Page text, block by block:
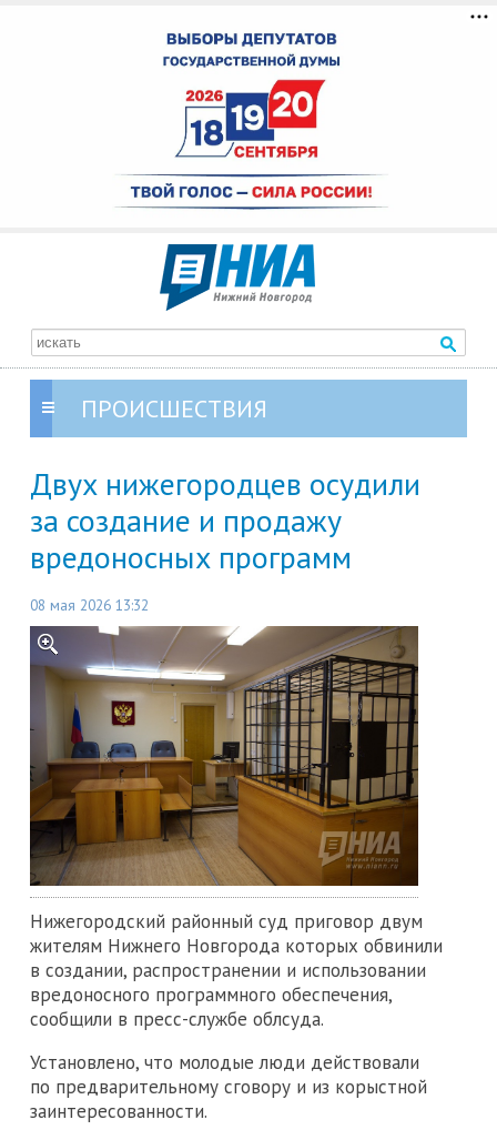
ПРОИСШЕСТВИЯ
Двух нижегородцев осудили
за создание и продажу
вредоносных программ
08 мая 2026 13:32
Нижегородский районный суд приговор двум
жителям Нижнего Новгорода которых обвинили
в создании, распространении и использовании
вредоносного программного обеспечения,
сообщили в пресс-службе облсуда.
Установлено, что молодые люди действовали
по предварительному сговору и из корыстной
заинтересованности.